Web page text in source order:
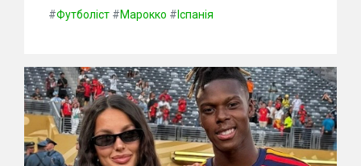
#Футболіст #Марокко # Іспанія